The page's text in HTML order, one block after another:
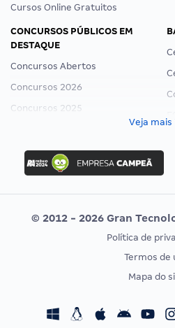
Cursos Online Gratuitos
CONCURSOS PÚBLICOS EM
DESTAQUE
Concursos Abertos
Concursos 2026
Concursos 2025
Concurso Nacional Unificado
Concurso Ibama
Concurso MPU
Editais publicados
CONCURSOS POR PROFISSÃO
Concursos Fiscais
Veja mais
© 2012 - 2026 Gran
Política de
Termos de
Mapa do